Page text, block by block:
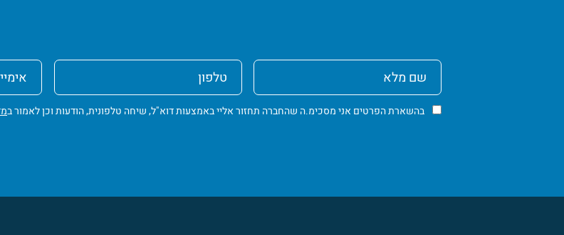
שם
מלא
טלפון אימייל
בהשארת הפרטים אני מסכימ.ה שהחברה תחזור אליי באמצעות דוא"ל, שיחה טלפונית, הודעות וכן לאמור ב